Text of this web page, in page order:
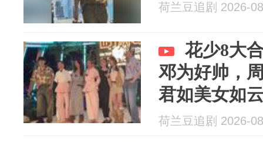
荷兰豆追剧 2026-
花少8大
邓为好帅，
君如美女如
荷兰豆追剧 2026-